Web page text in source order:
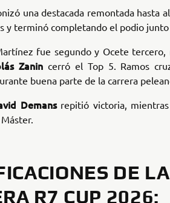
una destacada remontada hasta
y terminó completando el podio
fue segundo y Ocete tercero,
Zanincerró el Top 5. Ramos
buena parte de la carrera
Demansrepitió victoria,
DE
R7 CUP 2026: